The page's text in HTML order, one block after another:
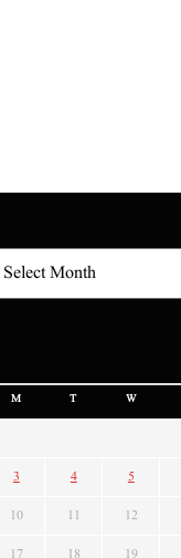
M T W
3 4 5
10 11 12